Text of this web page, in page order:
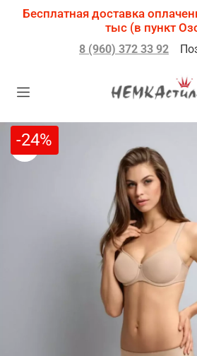
Бесплатная доставка
тыс (в пункт
8 (960) 372 33 92
-24%